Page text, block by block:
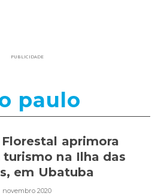
PUBLICIDADE
paulo
aprimora
turismo na Ilha das
em Ubatuba
novembro 2020